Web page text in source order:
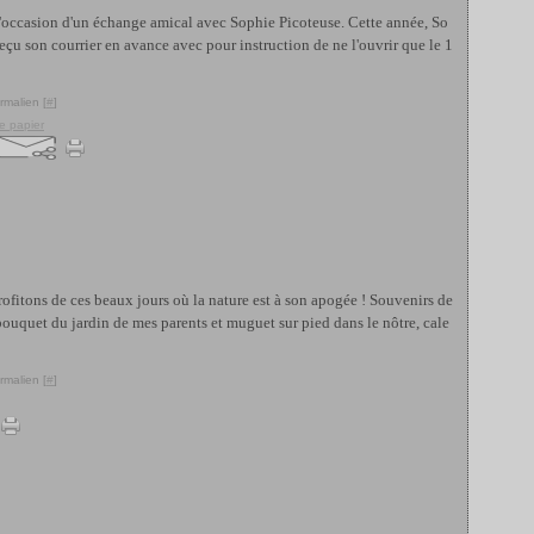
d'un échange amical avec Sophie Picoteuse. Cette année, So
son courrier en avance avec pour instruction de ne l'ouvrir que le 1
[#]
papier
de ces beaux jours où la nature est à son apogée ! Souvenirs de
du jardin de mes parents et muguet sur pied dans le nôtre, cale
[#]